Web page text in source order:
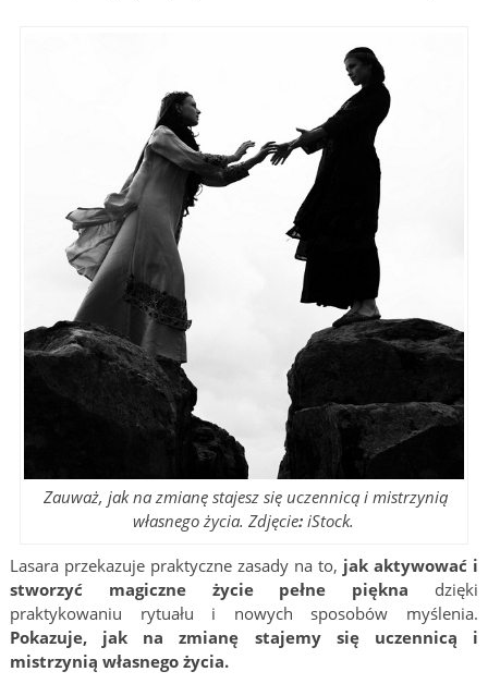
Zauważ, jak na zmianę stajesz się uczennicą i mistrzynią
własnego życia. Zdjęcie:iStock.
Lasara przekazuje praktyczne zasady na to, jak aktywować i
stworzyć magiczne życie pełne piękna dzięki
praktykowaniu rytuału i nowych sposobów myślenia.
Pokazuje, jak na zmianę stajemy się uczennicą i
mistrzynią własnego życia.